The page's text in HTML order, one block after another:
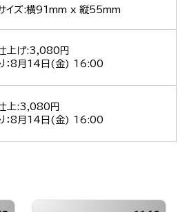
イズ:横91mm x 縦55mm
上げ:3,080円
8月14日(金) 16:00
上:3,080円
8月14日(金) 16:00